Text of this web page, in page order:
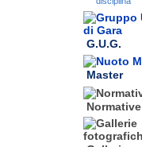
G.U.G.
Master
Normative